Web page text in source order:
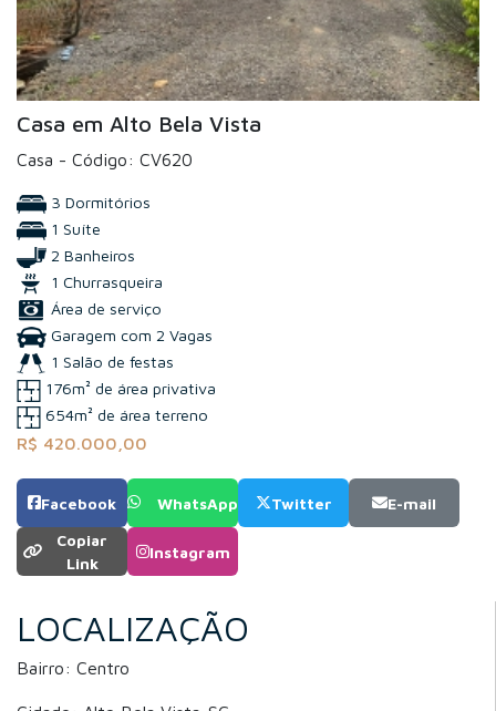
Casa em Alto Bela Vista
Casa - Código: CV620
3 Dormitórios
1 Suíte
2 Banheiros
1 Churrasqueira
Área de serviço
Garagem com 2 Vagas
1 Salão de festas
176m² de área privativa
654m² de área terreno
R$ 420.000,00
Facebook WhatsApp Twitter
E-mail
Copiar
Link
Instagram
LOCALIZAÇÃO
Bairro: Centro